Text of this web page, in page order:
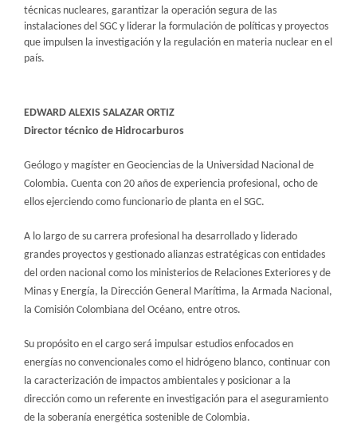
técnicas nucleares, garantizar la operación segura de las
instalaciones del SGC y liderar la formulación de políticas y proyectos
que impulsen la investigación y la regulación en materia nuclear en el
país.
EDWARD ALEXIS SALAZAR ORTIZ
Director técnico de Hidrocarburos
Geólogo y magíster en Geociencias de la Universidad Nacional de
Colombia. Cuenta con 20 años de experiencia profesional, ocho de
ellos ejerciendo como funcionario de planta en el SGC.
A lo largo de su carrera profesional ha desarrollado y liderado
grandes proyectos y gestionado alianzas estratégicas con entidades
del orden nacional como los ministerios de Relaciones Exteriores y de
Minas y Energía, la Dirección General Marítima, la Armada Nacional,
la Comisión Colombiana del Océano, entre otros.
Su propósito en el cargo será impulsar estudios enfocados en
energías no convencionales como el hidrógeno blanco, continuar con
la caracterización de impactos ambientales y posicionar a la
dirección como un referente en investigación para el aseguramiento
de la soberanía energética sostenible de Colombia.